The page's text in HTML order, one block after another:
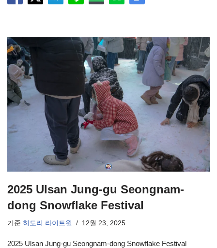
2025 Ulsan Jung-gu Seongnam-
dong Snowflake Festival
기준 히도리 라이트원 12월 23, 2025
2025 Ulsan Jung-gu Seongnam-dong Snowflake Festival